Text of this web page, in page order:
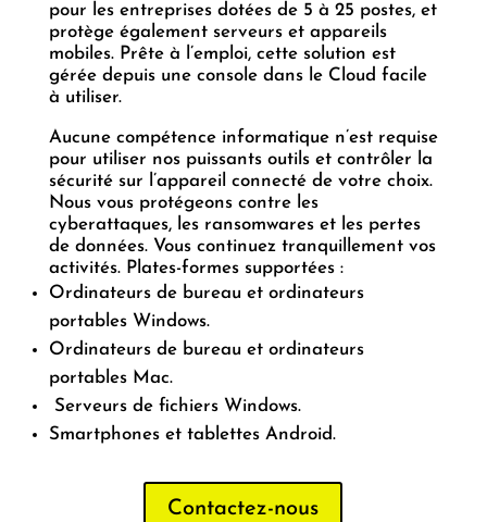
pour les entreprises dotées de 5 à 25 postes, et
protège également serveurs et appareils
mobiles. Prête à l’emploi, cette solution est
gérée depuis une console dans le Cloud facile
à utiliser.
Aucune compétence informatique n’est requise
pour utiliser nos puissants outils et contrôler la
sécurité sur l’appareil connecté de votre choix.
Nous vous protégeons contre les
cyberattaques, les ransomwares et les pertes
de données. Vous continuez tranquillement vos
activités. Plates-formes supportées :
Ordinateurs de bureau et ordinateurs
portables Windows.
Ordinateurs de bureau et ordinateurs
portables Mac.
Serveurs de fichiers Windows.
Smartphones et tablettes Android.
Contactez-nous